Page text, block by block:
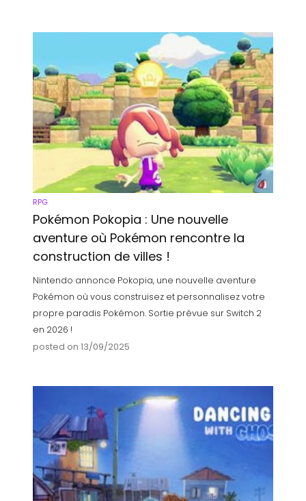
RPG
Pokémon Pokopia : Une nouvelle
aventure où Pokémon rencontre la
construction de villes !
Nintendo annonce Pokopia, une nouvelle aventure
Pokémon où vous construisez et personnalisez votre
propre paradis Pokémon. Sortie prévue sur Switch 2
en 2026 !
posted on 13/09/2025